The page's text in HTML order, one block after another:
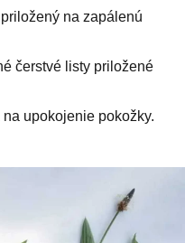
na zapálenú
čerstvé listy priložené
upokojenie pokožky.